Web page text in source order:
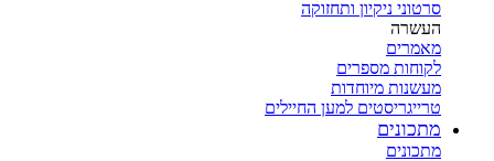
סרטוני ניקיון ותחזוקה
העשרה
מאמרים
לקוחות מספרים
מעשנות מיוחדות
טרייגריסטים למען החיילים
מתכונים
מתכונים